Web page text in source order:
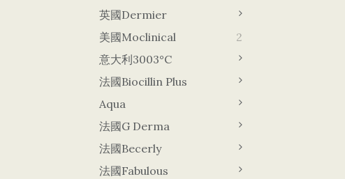
英國Dermier
美國Moclinical
2
意大利3003°C
法國Biocillin Plus
Aqua
法國G Derma
法國Becerly
法國Fabulous